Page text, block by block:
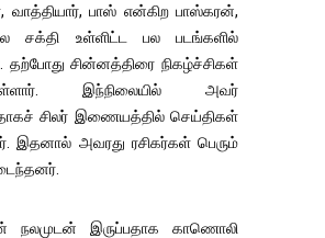
வாத்தியார், பாஸ் என்கிற பாஸ்கரன்,
சக்தி உள்ளிட்ட பல படங்களில்
தற்போது சின்னத்திரை நிகழ்ச்சிகள்
இந்நிலையில் அவர்
சிலர் இணையத்தில் செய்திகள்
இதனால் அவரது ரசிகர்கள் பெரும்
நலமுடன் இருப்பதாக காணொலி